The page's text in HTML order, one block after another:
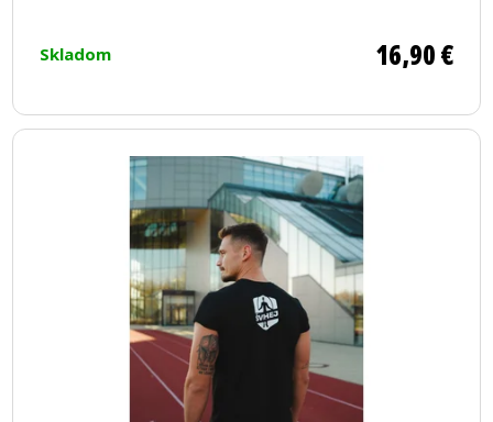
z
Skladom 16,90 €